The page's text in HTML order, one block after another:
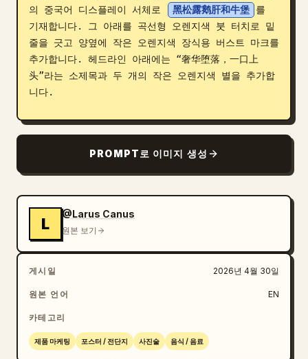
의 중국어 디스플레이 서체로
黑松露鹅肝和牛堡
를
기재합니다. 그 아래를 곡선형 오렌지색 붓 터치로 밑
줄을 긋고 양옆에 작은 오렌지색 장식용 버스트 마크를
추가합니다. 헤드라인 아래에는 “奢华堕落，一口上
头”라는 소제목과 두 개의 작은 오렌지색 별을 추가합
니다.
메인 음식 피사체: 중앙에 거대하고 사실적인 블랙 트
진 매트한 차콜 블랙 번, 두껍고 윤기 나는 구운 푸아
그라 슬라이스, 진하게 흘러내리는 블랙 트러플 소스,
즙 가득한 굵게 다진 와규 패티, 신선한 채소, 어두운
부스러기, 통후추, 소스 자국, 슬라이스 된 블랙 트러
플 조각을 배치합니다. 조명은 부드러운 스튜디오 푸드
촬영 느낌으로, 윤기 나는 하이라이트와 얕은 피사계
심도를 적용하여 매우 먹음직스럽고 프리미엄한 느낌을
좌측 재료 칼럼: “INGREDIENTS / 成分亮点”이라고 적
PROMPT로 이미지 생성
L
@Larus Canus
원본 보기
게시일 2026년 4월 30일
원본 언어 EN
카테고리
제품 마케팅 포스터 / 전단지 사진술 음식 / 음료